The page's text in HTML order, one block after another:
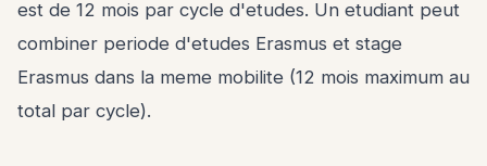
est de 12 mois par cycle d'etudes. Un etudiant peut
combiner periode d'etudes Erasmus et stage
Erasmus dans la meme mobilite (12 mois maximum au
total par cycle).